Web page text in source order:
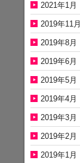
2021年1月
2019年11月
2019年8月
2019年6月
2019年5月
2019年4月
2019年3月
2019年2月
2019年1月